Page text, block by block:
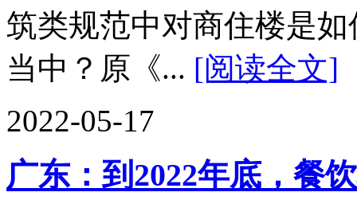
筑类规范中对商住楼是
当中？原《... [阅读全文]
2022-05-17
广东：到2022年底，餐